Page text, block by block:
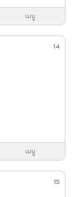
เมนู
14
เมนู
15